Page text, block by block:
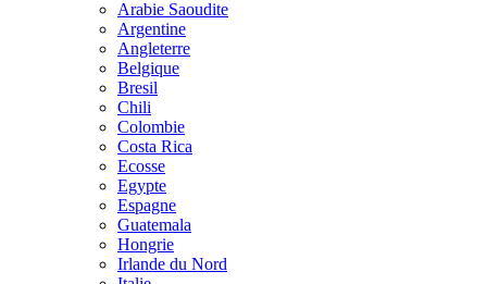
Arabie Saoudite
Argentine
Angleterre
Belgique
Bresil
Chili
Colombie
Costa Rica
Ecosse
Egypte
Espagne
Guatemala
Hongrie
Irlande du Nord